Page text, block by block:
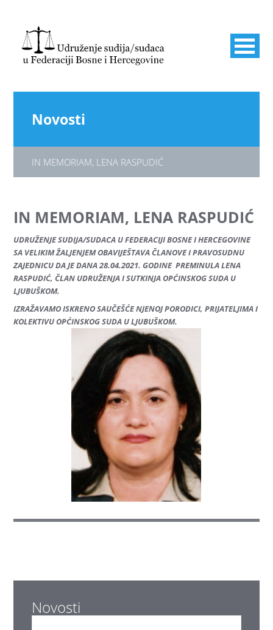
Novosti
IN MEMORIAM, LENA RASPUDIĆ
IN MEMORIAM, LENA RASPUDIĆ
UDRUŽENJE SUDIJA/SUDACA U FEDERACIJI BOSNE I HERCEGOVINE
SA VELIKIM ŽALJENJEM OBAVIJEŠTAVA ČLANOVE I PRAVOSUDNU
ZAJEDNICU DA JE DANA 28.04.2021. GODINE PREMINULA LENA
RASPUDIĆ, ČLAN UDRUŽENJA I SUTKINJA OPĆINSKOG SUDA U
LJUBUŠKOM.
IZRAŽAVAMO ISKRENO SAUČEŠĆE NJENOJ PORODICI, PRIJATELJIMA I
KOLEKTIVU OPĆINSKOG SUDA U LJUBUŠKOM.
Novosti